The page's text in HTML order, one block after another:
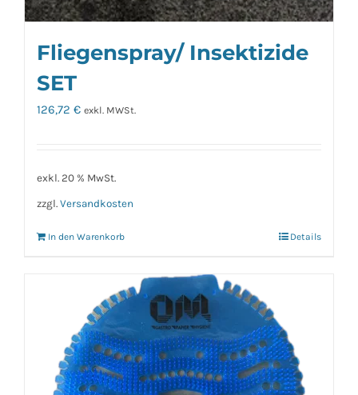
Fliegenspray/ Insektizide
SET
126,72 € exkl. MWSt.
exkl. 20 % MwSt.
zzgl. Versandkosten
In den Warenkorb Details